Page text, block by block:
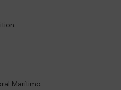
Marítimo.